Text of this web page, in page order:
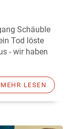
Schäuble
Tod löste
- wir haben
MEHR LESEN